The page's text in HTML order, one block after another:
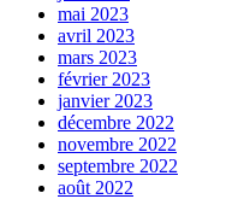
mai 2023
avril 2023
mars 2023
février 2023
janvier 2023
décembre 2022
novembre 2022
septembre 2022
août 2022